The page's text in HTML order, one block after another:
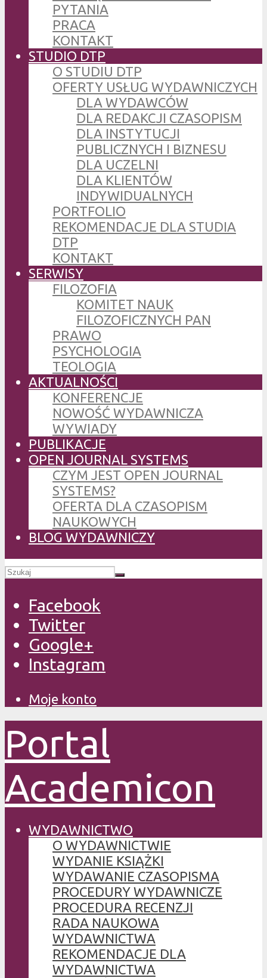
PYTANIA
PRACA
KONTAKT
STUDIO DTP
O STUDIU DTP
OFERTY USŁUG WYDAWNICZYCH
DLA WYDAWCÓW
DLA REDAKCJI CZASOPISM
DLA INSTYTUCJI
PUBLICZNYCH I BIZNESU
DLA UCZELNI
DLA KLIENTÓW
INDYWIDUALNYCH
PORTFOLIO
REKOMENDACJE DLA STUDIA
DTP
KONTAKT
SERWISY
FILOZOFIA
KOMITET NAUK
FILOZOFICZNYCH PAN
PRAWO
PSYCHOLOGIA
TEOLOGIA
AKTUALNOŚCI
KONFERENCJE
NOWOŚĆ WYDAWNICZA
WYWIADY
PUBLIKACJE
OPEN JOURNAL SYSTEMS
CZYM JEST OPEN JOURNAL
SYSTEMS?
OFERTA DLA CZASOPISM
NAUKOWYCH
BLOG WYDAWNICZY
Facebook
Twitter
Google+
Instagram
Moje konto
Portal
Academicon
WYDAWNICTWO
O WYDAWNICTWIE
WYDANIE KSIĄŻKI
WYDAWANIE CZASOPISMA
PROCEDURY WYDAWNICZE
PROCEDURA RECENZJI
RADA NAUKOWA
WYDAWNICTWA
REKOMENDACJE DLA
WYDAWNICTWA